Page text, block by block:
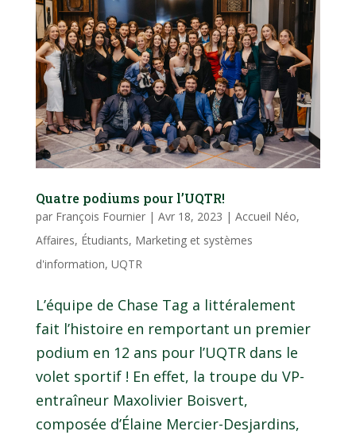
Quatre podiums pour l’UQTR!
par François Fournier| Avr 18, 2023 | Accueil Néo,
Affaires, Étudiants, Marketing et systèmes
d'information, UQTR
L’équipe de Chase Tag a littéralement
fait l’histoire en remportant un premier
podium en 12 ans pour l’UQTR dans le
volet sportif ! En effet, la troupe du VP-
entraîneur Maxolivier Boisvert,
composée d’Élaine Mercier-Desjardins,